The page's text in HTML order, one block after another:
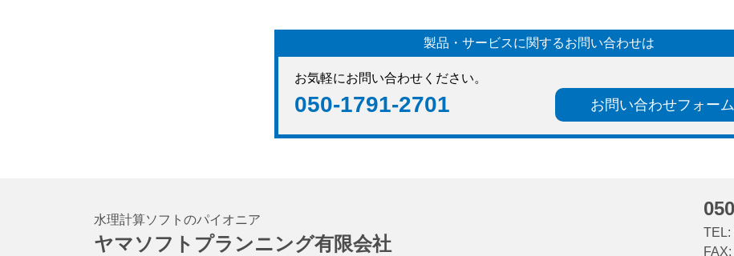
製品・サービスに関するお問い合わせは
お気軽にお問い合わせください。
050-1791-2701 お問い合わせフォーム
水理計算ソフトのパイオニア
ヤマソフトプランニング有限会社
TEL: